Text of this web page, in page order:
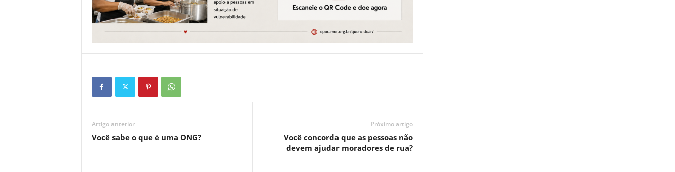
Artigo anterior
Você sabe o que é uma ONG?
Próximo artigo
Você concorda que as pessoas não
devem ajudar moradores de rua?